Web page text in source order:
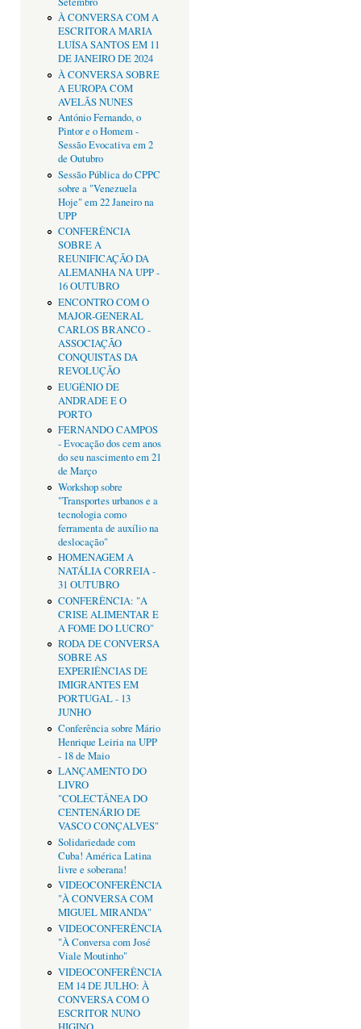
À CONVERSA COM A
ESCRITORA MARIA
LUÍSA SANTOS EM 11
DE JANEIRO DE 2024
À CONVERSA SOBRE
A EUROPA COM
AVELÃS NUNES
António Fernando, o
Pintor e o Homem -
Sessão Evocativa em 2
de Outubro
Sessão Pública do CPPC
sobre a "Venezuela
Hoje" em 22 Janeiro na
UPP
CONFERÊNCIA
SOBRE A
REUNIFICAÇÃO DA
ALEMANHA NA UPP -
16 OUTUBRO
ENCONTRO COM O
MAJOR-GENERAL
CARLOS BRANCO -
ASSOCIAÇÃO
CONQUISTAS DA
REVOLUÇÃO
EUGÉNIO DE
ANDRADE E O
PORTO
FERNANDO CAMPOS
- Evocação dos cem anos
do seu nascimento em 21
de Março
Workshop sobre
"Transportes urbanos e a
tecnologia como
ferramenta de auxílio na
deslocação"
HOMENAGEM A
NATÁLIA CORREIA -
31 OUTUBRO
CONFERÊNCIA: "A
CRISE ALIMENTAR E
A FOME DO LUCRO"
RODA DE CONVERSA
SOBRE AS
EXPERIÊNCIAS DE
IMIGRANTES EM
PORTUGAL - 13
JUNHO
Conferência sobre Mário
Henrique Leiria na UPP
- 18 de Maio
LANÇAMENTO DO
LIVRO
"COLECTÂNEA DO
CENTENÁRIO DE
VASCO CONÇALVES"
Solidariedade com
Cuba! América Latina
livre e soberana!
VIDEOCONFERÊNCIA
"À CONVERSA COM
MIGUEL MIRANDA"
VIDEOCONFERÊNCIA
"À Conversa com José
Viale Moutinho"
VIDEOCONFERÊNCIA
EM 14 DE JULHO: À
CONVERSA COM O
ESCRITOR NUNO